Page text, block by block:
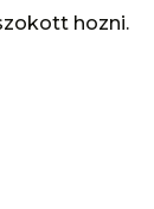
hozni.